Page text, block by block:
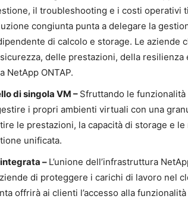
il troubleshooting e i costi operativi
congiunta punta a delegare la
di calcolo e storage. Le aziende
delle prestazioni, della resilienza
NetApp ONTAP.
di singola VM – Sfruttando le
i propri ambienti virtuali con una
le prestazioni, la capacità di storage e le
unificata.
– L’unione dell’infrastruttura
di proteggere i carichi di lavoro nel
offrirà ai clienti l’accesso alla